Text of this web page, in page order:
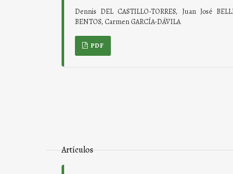
Dennis DEL CASTILLO-TORRES, Juan José
BENTOS, Carmen GARCÍA-DÁVILA
PDF
Artículos